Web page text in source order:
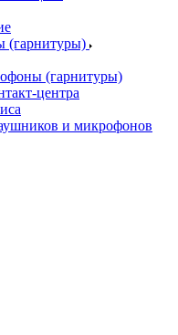
(гарнитуры)
(гарнитуры)
центра
и микрофонов